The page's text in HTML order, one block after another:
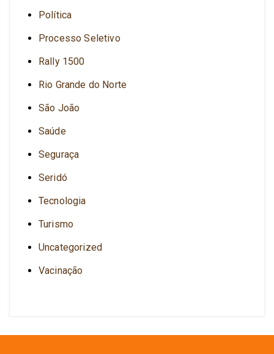
Política
Processo Seletivo
Rally 1500
Rio Grande do Norte
São João
Saúde
Seguraça
Seridó
Tecnologia
Turismo
Uncategorized
Vacinação